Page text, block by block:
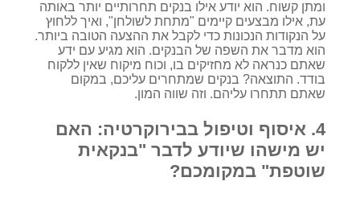
ומתן קשוח. הוא יודע אילו בנקים תחרותיים יותר באותה
עת, אילו מבצעים קיימים "מתחת לשולחן", ואיך ללחוץ
על הנקודות הנכונות כדי לקבל את ההצעה הטובה ביותר.
הוא מדבר את השפה של הבנקים. הוא מגיע עם ידע
שאתם כנראה לא מחזיקים בו, וכוח מיקוח שאין ללקוח
בודד. התוצאה? בנקים שמתחרים עליכם, במקום
שאתם תתחרו עליהם. וזה שווה המון.
4. איסוף וטיפול בבירוקרטיה: האם
יש מישהו שיודע לדבר "בנקאית
שוטפת" במקומכם?